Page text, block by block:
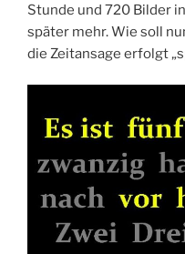
Stunde und 720 Bilder
später mehr. Wie soll
die Zeitansage erfolgt